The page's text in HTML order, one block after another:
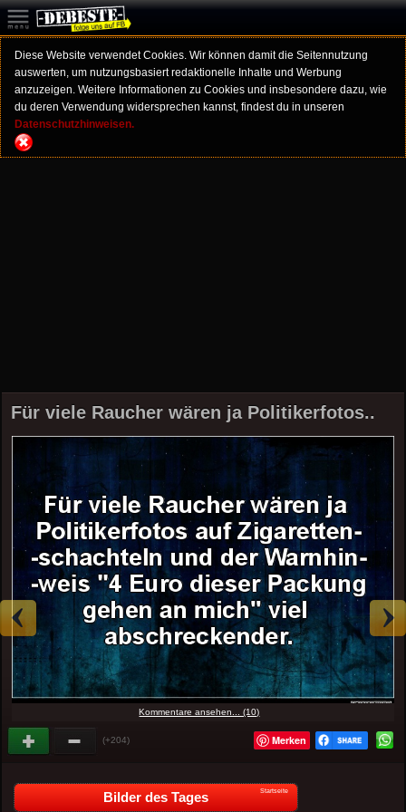
Diese Website verwendet Cookies. Wir können damit die Seitennutzung
auswerten, um nutzungsbasiert redaktionelle Inhalte und Werbung
anzuzeigen. Weitere Informationen zu Cookies und insbesondere dazu, wie
du deren Verwendung widersprechen kannst, findest du in unseren
Datenschutzhinweisen.
Für viele Raucher wären ja Politikerfotos..
Kommentare ansehen... (10)
(+204) Merken
Bilder des Tages Startseite